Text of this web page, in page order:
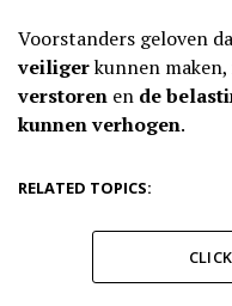
Voorstanders geloven
veiligerkunnen maken,
verstoren en de
kunnen verhogen.
RELATED TOPICS: